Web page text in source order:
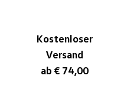
Kostenloser
Versand
ab € 74,00